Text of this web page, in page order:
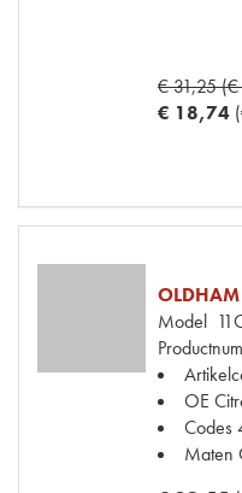
€ 31,25
€ 18,74
Model
OE
Codes
Maten